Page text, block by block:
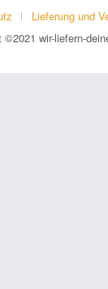
Lieferung und
©2021 wir-liefern-